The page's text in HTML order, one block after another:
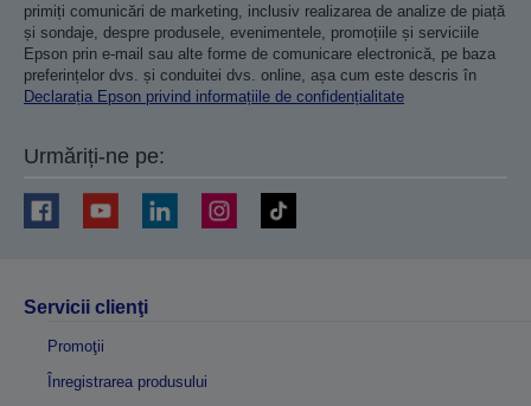
primiți comunicări de marketing, inclusiv realizarea de analize de piață
și sondaje, despre produsele, evenimentele, promoțiile și serviciile
Epson prin e-mail sau alte forme de comunicare electronică, pe baza
preferințelor dvs. și conduitei dvs. online, așa cum este descris în
Declarația Epson privind informațiile de confidențialitate
Urmăriți-ne pe:
Servicii clienţi
Promoţii
Înregistrarea produsului